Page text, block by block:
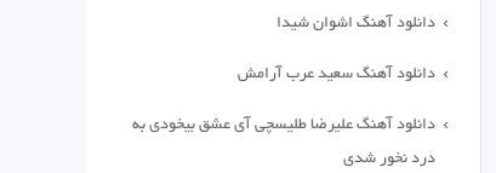
دانلود آهنگ اشوان شیدا
دانلود آهنگ سعید عرب آرامش
دانلود آهنگ علیرضا طلیسچی آی عشق بیخودی به
درد نخور شدی